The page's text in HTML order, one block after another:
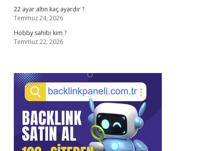
22 ayar altın kaç ayardır ?
Temmuz 24, 2026
Hobby sahibi kim ?
Temmuz 22, 2026